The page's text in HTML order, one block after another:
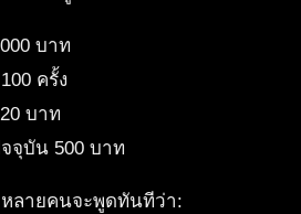
บาท
ครั้ง
บาท
จจุบัน 500 บาท
ลายคนจะพูดทันทีว่า: